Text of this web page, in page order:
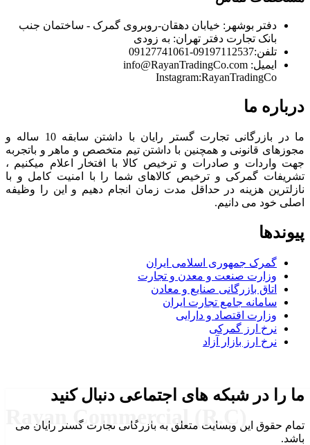
Rayan Commercial (R.C)
دفتر بوشهر: خیابان دهقان-روبروی گمرک - ساختمان جنب
بانک تجارت دفتر تهران: به زودی
تلفن:09197112537-09127741061
ایمیل: info@RayanTradingCo.com
Instagram:RayanTradingCo
درباره ما
ما در بازرگانی تجارت گستر رایان با داشتن سابقه 10 ساله و
مجوزهای قانونی و همچنین با داشتن تیم متخصص و ماهر و باتجربه
جهت واردات و صادرات و ترخیص کالا با افتخار اعلام میکنیم ،
تشریفات گمرکی و ترخیص کالاهای شما را با امنیت کامل و با
نازلترین هزینه در حداقل مدت زمان انجام دهیم و این را وظیفه
اصلی خود می دانیم.
پیوندها
گمرک جمهوری اسلامی ایران
وزارت صنعت و معدن و تجارت
اتاق بازرگانی صنایع و معادن
سامانه جامع تجارت ایران
وزارت اقتصاد و دارایی
نرخ ارز گمرکی
نرخ ارز بازار آزاد
ما را در شبکه های اجتماعی دنبال کنید
تمام حقوق این وبسایت متعلق به بازرگانی تجارت گستر رایان می
باشد.